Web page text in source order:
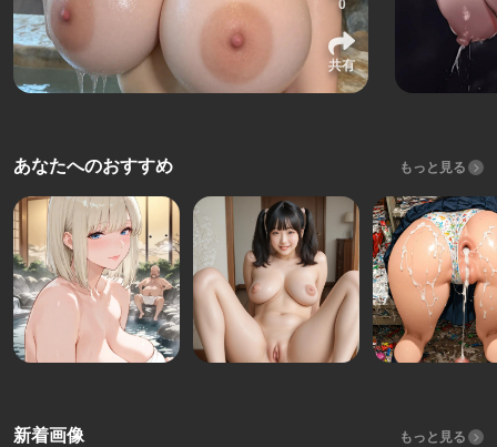
0
共有
あなたへのおすすめ もっと見る
新着画像 もっと見る